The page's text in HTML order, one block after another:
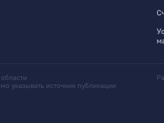
указывать источник публикации